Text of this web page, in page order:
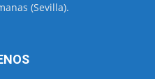
(Sevilla).